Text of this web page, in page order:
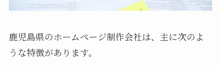
鹿児島県のホームページ制作会社は、主に次のよ
うな特徴があります。